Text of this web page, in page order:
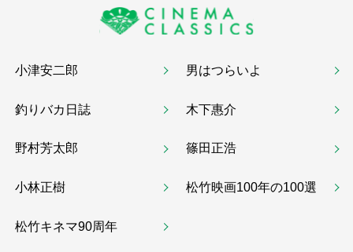
小津安二郎 男はつらいよ
釣りバカ日誌 木下惠介
野村芳太郎 篠田正浩
小林正樹 松竹映画100年の100選
松竹キネマ90周年